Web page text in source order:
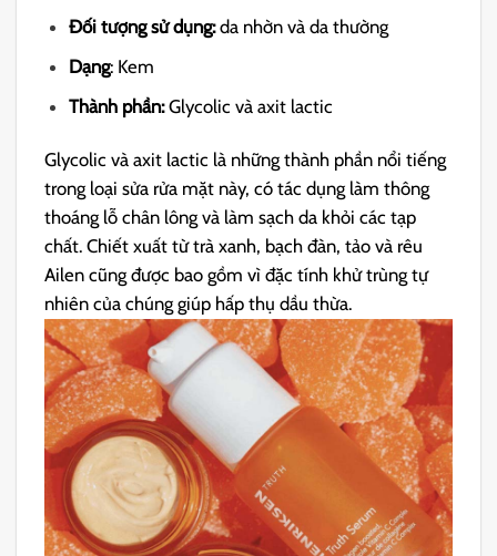
Đối tượng sử dụng:da nhờn và da thường
Dạng: Kem
Thành phần:Glycolic và axit lactic
Glycolic và axit lactic là những thành phần nổi tiếng
trong loại sửa rửa mặt này, có tác dụng làm thông
thoáng lỗ chân lông và làm sạch da khỏi các tạp
chất. Chiết xuất từ ​​trà xanh, bạch đàn, tảo và rêu
Ailen cũng được bao gồm vì đặc tính khử trùng tự
nhiên của chúng giúp hấp thụ dầu thừa.